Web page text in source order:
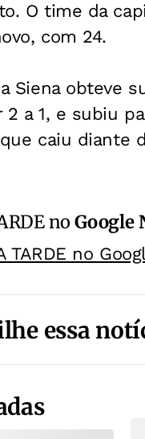
O time da
com 24.
Siena obteve
2 a 1, e subiu
caiu diante
noGoogle
TARDE no
essa